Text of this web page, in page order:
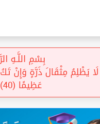
بِسْمِ اللَّـهِ
لَا يَظْلِمُ مِثْقَالَ ذَرَّةٍ وَإِنْ
عَظِيمًا (40) (النساء) »